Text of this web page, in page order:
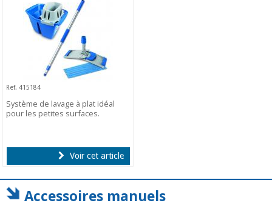
Ref. 415184
Système de lavage à plat idéal
pour les petites surfaces.
Voir cet article
Accessoires manuels